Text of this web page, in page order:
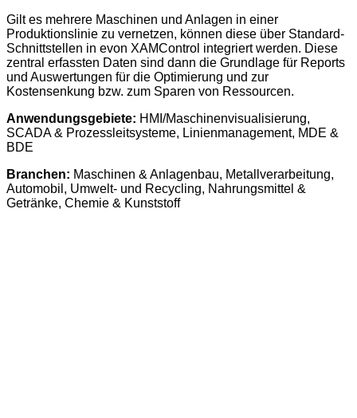
Gilt es mehrere Maschinen und Anlagen in einer
Produktionslinie zu vernetzen, können diese über Standard-
Schnittstellen in evon XAMControl integriert werden. Diese
zentral erfassten Daten sind dann die Grundlage für Reports
und Auswertungen für die Optimierung und zur
Kostensenkung bzw. zum Sparen von Ressourcen.
Anwendungsgebiete: HMI/Maschinenvisualisierung,
SCADA & Prozessleitsysteme, Linienmanagement, MDE &
BDE
Branchen: Maschinen & Anlagenbau, Metallverarbeitung,
Automobil, Umwelt- und Recycling, Nahrungsmittel &
Getränke, Chemie & Kunststoff